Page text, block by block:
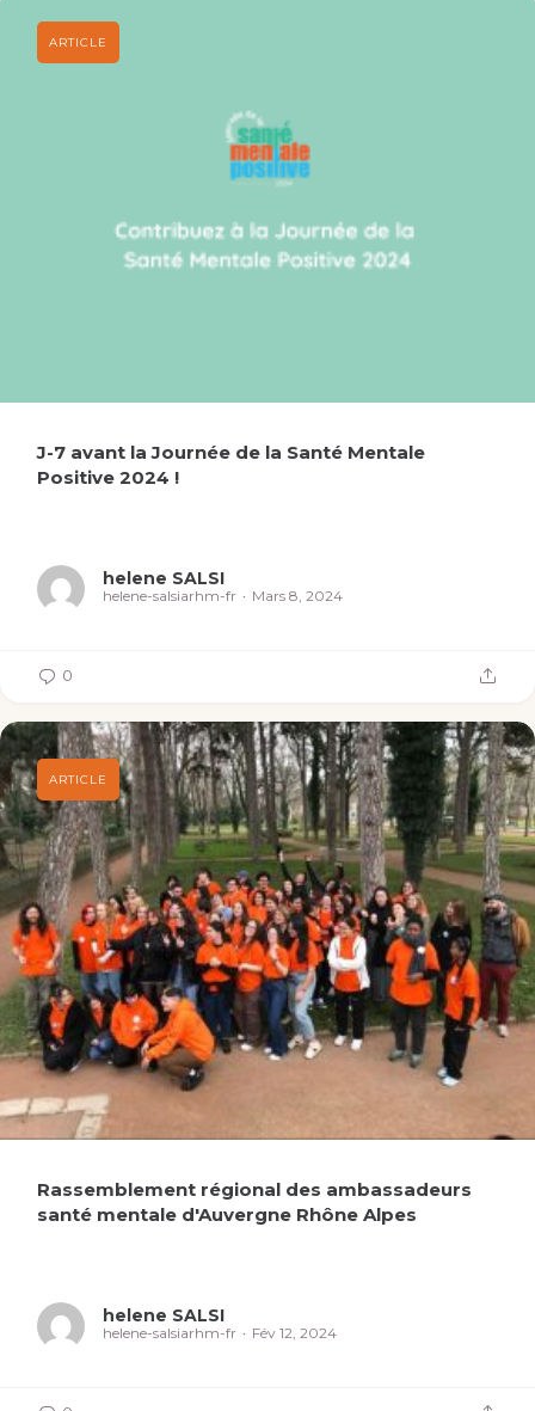
J-7 avant la Journée de la Santé Mentale
Positive 2024 !
helene SALSI
helene-salsiarhm-fr Mars 8, 2024
0
Rassemblement régional des ambassadeurs
santé mentale d'Auvergne Rhône Alpes
helene SALSI
helene-salsiarhm-fr Fév 12, 2024